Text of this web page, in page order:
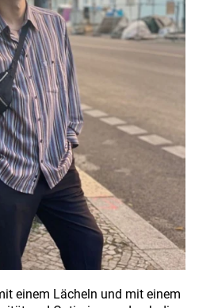
einem Lächeln und mit einem